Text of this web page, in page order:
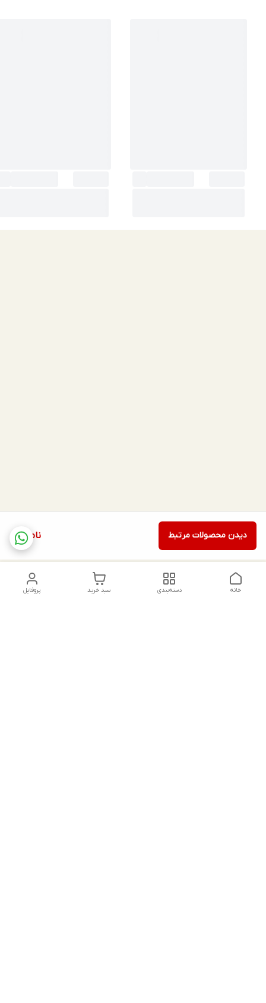
ناموجود دیدن محصولات مرتبط
پروفایل سبد خرید دسته‌بندی خانه